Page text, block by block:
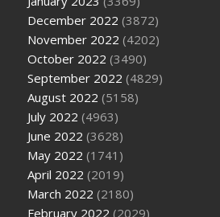
December 2022 (3872)
November 2022 (4202)
October 2022 (3490)
September 2022 (4829)
August 2022 (5158)
July 2022 (4963)
June 2022 (3628)
May 2022 (1741)
April 2022 (2019)
March 2022 (2180)
February 2022 (2029)